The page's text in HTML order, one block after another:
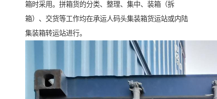
箱时采用。拼箱货的分类、整理、集中、装箱（拆
箱）、交货等工作均在承运人码头集装箱货运站或内陆
集装箱转运站进行。